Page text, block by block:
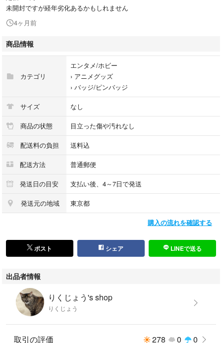
未開封ですが経年劣化あるかもしれません
4ヶ月前
商品情報
カテゴリ
エンタメ/ホビー
› アニメグッズ
› バッジ/ピンバッジ
サイズ なし
商品の状態 目立った傷や汚れなし
配送料の負担 送料込
配送方法 普通郵便
発送日の目安 支払い後、4～7日で発送
発送元の地域 東京都
購入の流れを確認する
ポスト シェア LINEで送る
出品者情報
りくじょう's shop
りくじょう
取引の評価 278 0 0